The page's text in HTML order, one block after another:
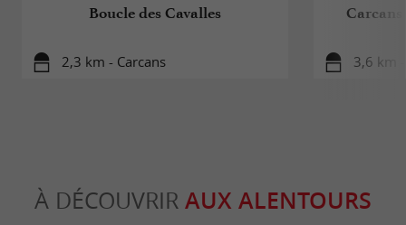
Boucle des Cavalles
2,3 km - Carcans
Carcans
3,6 km
À DÉCOUVRIR AUX ALENTOURS